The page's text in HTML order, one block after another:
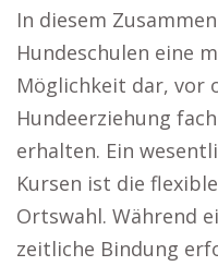
In diesem
Hundeschulen eine
Möglichkeit dar, vor
Hundeerziehung
erhalten. Ein
Kursen ist die
Ortswahl. Während
zeitliche Bindung